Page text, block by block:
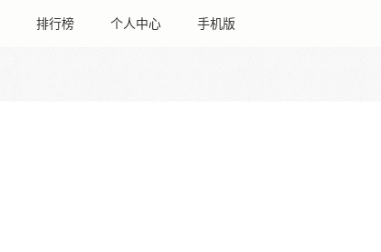
排行榜 个人中心 手机版